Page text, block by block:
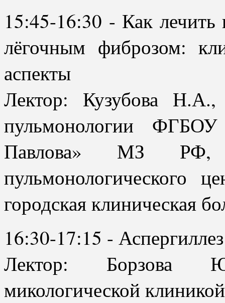
15:45-16:30 - Как
лёгочным фиброзом:
аспекты
Лектор: Кузубова
пульмонологии
Павлова» МЗ РФ,
пульмонологического
городская клиническая
16:30-17:15 -
Лектор: Борзова
микологической